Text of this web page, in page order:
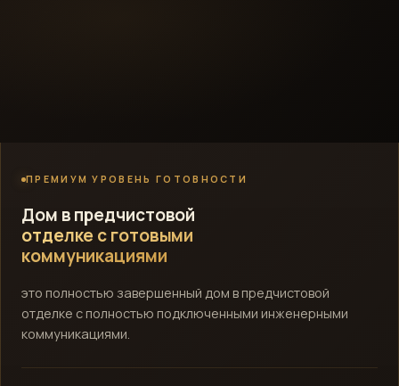
ПРЕМИУМ УРОВЕНЬ ГОТОВНОСТИ
Дом в предчистовой
отделке с готовыми
коммуникациями
это полностью завершенный дом в предчистовой
отделке с полностью подключенными инженерными
коммуникациями.